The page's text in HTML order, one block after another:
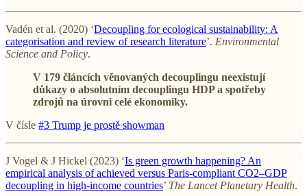
Vadén et al. (2020) ‘Decoupling for ecological sustainability: A
categorisation and review of research literature’. Environmental
Science and Policy.
V 179 článcích věnovaných decouplingu neexistují
důkazy o absolutním decouplingu HDP a spotřeby
zdrojů na úrovni celé ekonomiky.
V čísle #3 Trump je prostě showman
J Vogel & J Hickel (2023) ‘Is green growth happening? An
empirical analysis of achieved versus Paris-compliant CO2–GDP
decoupling in high-income countries’ The Lancet Planetary Health.